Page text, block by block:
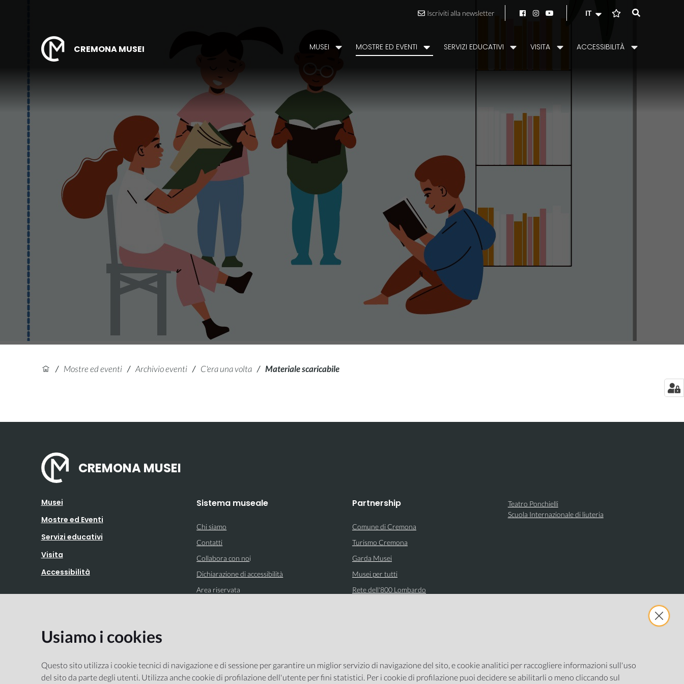
Iscriviti alla newsletter IT
CREMONA MUSEI MUSEI MOSTRE ED EVENTI SERVIZI EDUCATIVI VISITA ACCESSIBILITÀ
/ Mostre ed eventi / Archivio eventi / C'era una volta / Materiale scaricabile
CREMONA MUSEI
Musei
Mostre ed Eventi
Servizi educativi
Visita
Accessibilità
Sistema museale
Chi siamo
Contatti
Collabora con noi
Dichiarazione di accessibilità
Area riservata
Partnership
Comune di Cremona
Turismo Cremona
Garda Musei
Musei per tutti
Rete dell'800 Lombardo
Teatro Ponchielli
Scuola Internazionale di liuteria
Integrato con
Usiamo i cookies
Questo sito utilizza i cookie tecnici di navigazione e di sessione per garantire un miglior servizio di navigazione del sito, e cookie analitici per raccogliere informazioni sull'uso
del sito da parte degli utenti. Utilizza anche cookie di profilazione dell'utente per fini statistici. Per i cookie di profilazione puoi decidere se abilitarli o meno cliccando sul